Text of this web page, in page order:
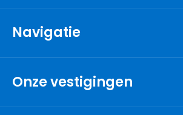
Navigatie
Home
Bedrijven
Nieuwbouw
Onze vestigingen
Pijnacker